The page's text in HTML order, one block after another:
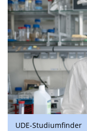
UDE-Studiumfinder